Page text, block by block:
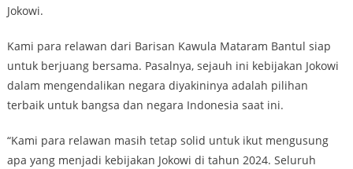
Jokowi.
Kami para relawan dari Barisan Kawula Mataram Bantul siap
untuk berjuang bersama. Pasalnya, sejauh ini kebijakan Jokowi
dalam mengendalikan negara diyakininya adalah pilihan
terbaik untuk bangsa dan negara Indonesia saat ini.
“Kami para relawan masih tetap solid untuk ikut mengusung
apa yang menjadi kebijakan Jokowi di tahun 2024. Seluruh